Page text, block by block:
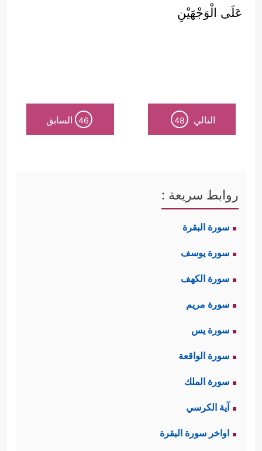
عَلَى الْوَجْهَيْنِ
التالي 48
46 السابق
روابط سريعة :
سورة البقرة
سورة يوسف
سورة الكهف
سورة مريم
سورة يس
سورة الواقعة
سورة الملك
آية الكرسي
اواخر سورة البقرة